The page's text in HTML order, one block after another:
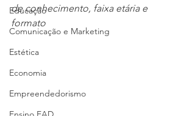
Educação
Comunicação e Marketing
Estética
Economia
Empreendedorismo
de conhecimento, faixa etária e
formato